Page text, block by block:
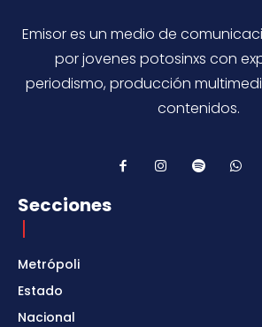
Emisor es un medio de
por jovenes potosinxs con
periodismo, producción
contenidos.
Secciones
Metrópoli
Estado
Nacional